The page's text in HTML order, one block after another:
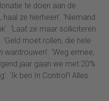
te doen aan de
ze hierheen’. ‘Niemand
‘Laat ze maar solliciteren
‘Geld moet rollen, die hele
‘Weg ermee,
jaar gaan we met 20%
‘Ik ben In Control’! Alles